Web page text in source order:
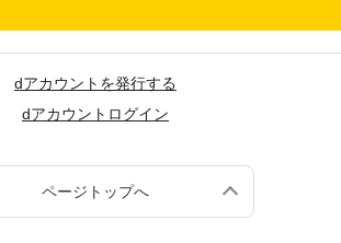
dアカウントを発行する
dアカウントログイン
ページトップへ